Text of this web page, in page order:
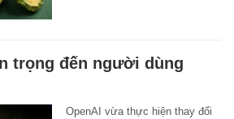
trọng đến người dùng
OpenAI vừa thực hiện thay đổi